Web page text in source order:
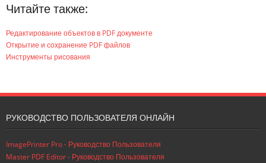
Читайте также:
Редактирование объектов в PDF документе
Открытие и сохранение PDF файлов
Инструменты рисования
РУКОВОДСТВО ПОЛЬЗОВАТЕЛЯ ОНЛАЙН
ImagePrinter Pro - Руководство Пользователя
Master PDF Editor - Руководство Пользователя